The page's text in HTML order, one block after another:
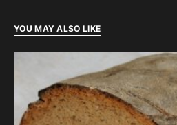
YOU MAY ALSO LIKE